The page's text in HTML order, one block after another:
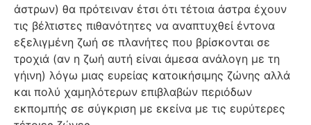
άστρων) θα πρότειναν έτσι ότι τέτοια άστρα έχουν
τις βέλτιστες πιθανότητες να αναπτυχθεί έντονα
εξελιγμένη ζωή σε πλανήτες που βρίσκονται σε
τροχιά (αν η ζωή αυτή είναι άμεσα ανάλογη με τη
γήινη) λόγω μιας ευρείας κατοικήσιμης ζώνης αλλά
και πολύ χαμηλότερων επιβλαβών περιόδων
εκπομπής σε σύγκριση με εκείνα με τις ευρύτερες